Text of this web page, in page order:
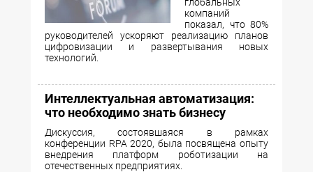
компаний
показал, что 80%
руководителей ускоряют реализацию планов
цифровизации и развертывания новых
технологий.
Интеллектуальная автоматизация:
что необходимо знать бизнесу
Дискуссия, состоявшаяся в рамках
конференции RPA 2020, была посвящена опыту
внедрения платформ роботизации на
отечественных предприятиях.